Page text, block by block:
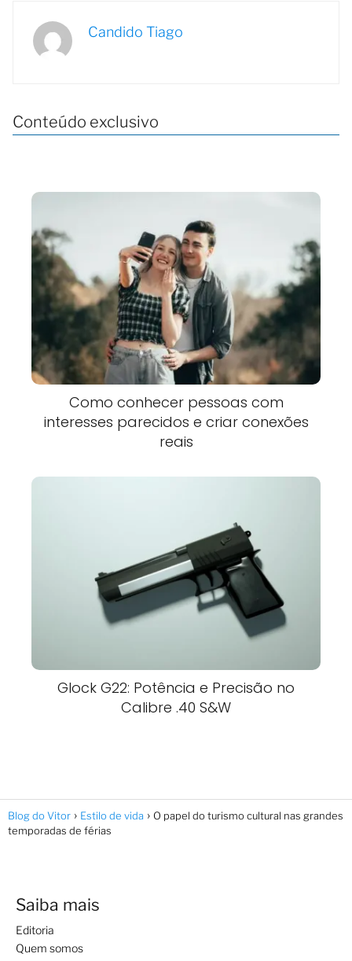
Candido Tiago
Conteúdo exclusivo
Como conhecer pessoas com
interesses parecidos e criar conexões
reais
Glock G22: Potência e Precisão no
Calibre .40 S&W
Blog do Vitor Estilo de vida
O papel do turismo cultural nas grandes
temporadas de férias
Saiba mais
Editoria
Quem somos